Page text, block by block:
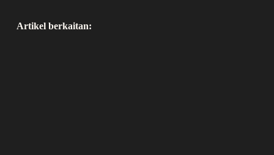
Artikel berkaitan: